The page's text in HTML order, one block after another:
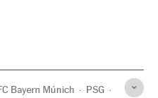
Bayern Múnich PSG